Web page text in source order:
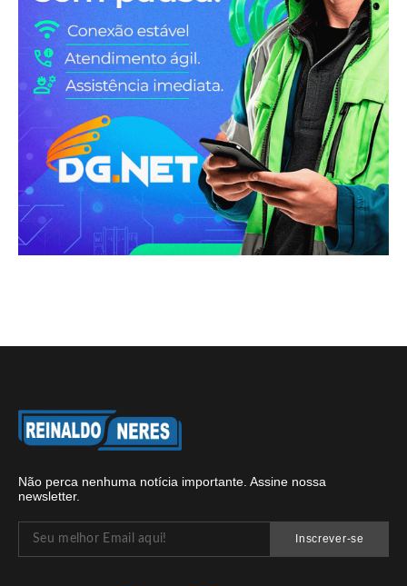
Não perca nenhuma notícia importante. Assine nossa
newsletter.
Inscrever-se